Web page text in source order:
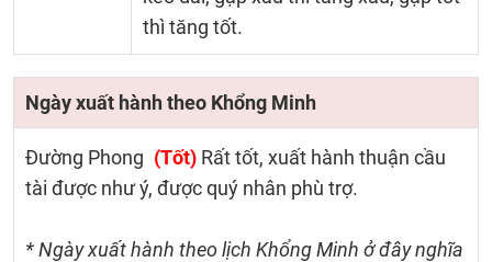
thì tăng tốt.
Ngày xuất hành theo Khổng Minh
Đường Phong (Tốt) Rất tốt, xuất hành thuận cầu
tài được như ý, được quý nhân phù trợ.
* Ngày xuất hành theo lịch Khổng Minh ở đây nghĩa